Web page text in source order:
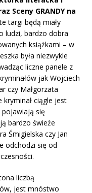
Sceny GRANDY na
targi będą miały
ludzi, bardzo dobra
książkami – w
była niezwykle
liczne panele z
jak Wojciech
czy Małgorzata
kryminał ciągle jest
pojawiają się
bardzo świeże
Śmigielska czy Jan
odchodzi się od
liczbą
jest mnóstwo